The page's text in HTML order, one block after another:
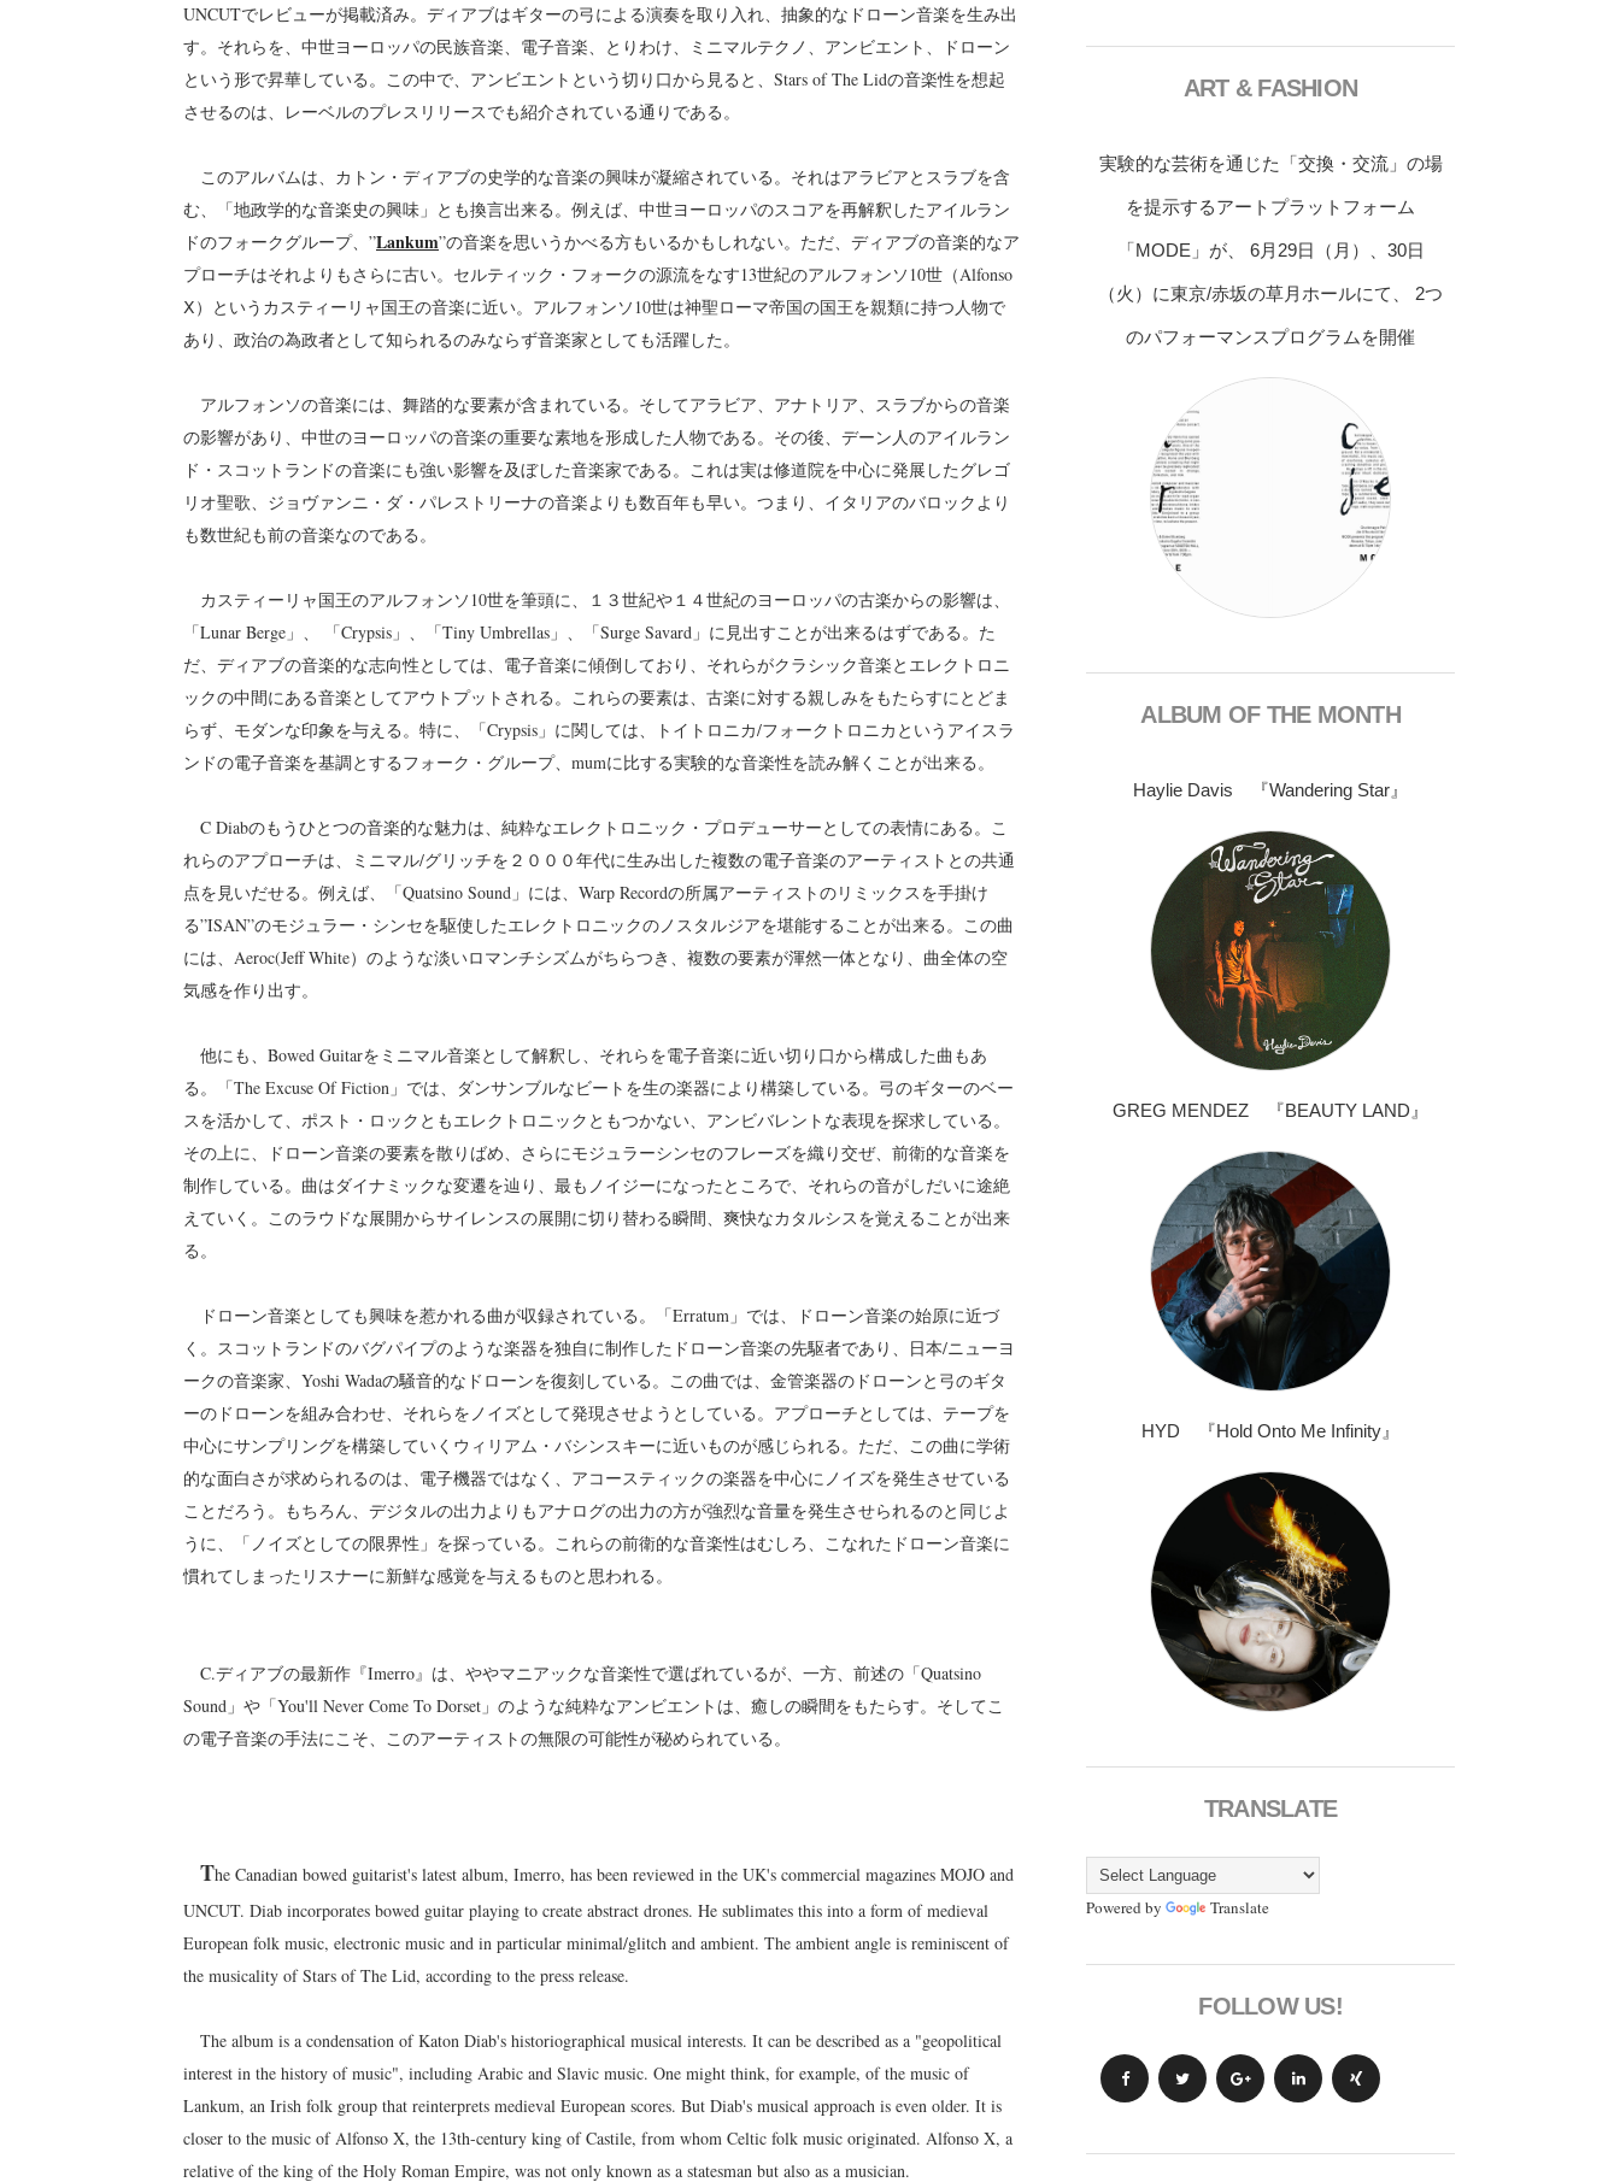
UNCUTでレビューが掲載済み。ディアブはギターの弓による演奏を取り入れ、抽象的なドローン音楽を生み出
す。それらを、中世ヨーロッパの民族音楽、電子音楽、とりわけ、ミニマルテクノ、アンビエント、ドローン
という形で昇華している。この中で、アンビエントという切り口から見ると、Stars of The Lidの音楽性を想起
させるのは、レーベルのプレスリリースでも紹介されている通りである。
このアルバムは、カトン・ディアブの史学的な音楽の興味が凝縮されている。それはアラビアとスラブを含
む、「地政学的な音楽史の興味」とも換言出来る。例えば、中世ヨーロッパのスコアを再解釈したアイルラン
ドのフォークグループ、”Lankum”の音楽を思いうかべる方もいるかもしれない。ただ、ディアブの音楽的なア
プローチはそれよりもさらに古い。セルティック・フォークの源流をなす13世紀のアルフォンソ10世（Alfonso
Ⅹ）というカスティーリャ国王の音楽に近い。アルフォンソ10世は神聖ローマ帝国の国王を親類に持つ人物で
あり、政治の為政者として知られるのみならず音楽家としても活躍した。
アルフォンソの音楽には、舞踏的な要素が含まれている。そしてアラビア、アナトリア、スラブからの音楽
の影響があり、中世のヨーロッパの音楽の重要な素地を形成した人物である。その後、デーン人のアイルラン
ド・スコットランドの音楽にも強い影響を及ぼした音楽家である。これは実は修道院を中心に発展したグレゴ
リオ聖歌、ジョヴァンニ・ダ・パレストリーナの音楽よりも数百年も早い。つまり、イタリアのバロックより
も数世紀も前の音楽なのである。
カスティーリャ国王のアルフォンソ10世を筆頭に、１３世紀や１４世紀のヨーロッパの古楽からの影響は、
「Lunar Berge」、 「Crypsis」、「Tiny Umbrellas」、「Surge Savard」に見出すことが出来るはずである。た
だ、ディアブの音楽的な志向性としては、電子音楽に傾倒しており、それらがクラシック音楽とエレクトロニ
ックの中間にある音楽としてアウトプットされる。これらの要素は、古楽に対する親しみをもたらすにとどま
らず、モダンな印象を与える。特に、「Crypsis」に関しては、トイトロニカ/フォークトロニカというアイスラ
ンドの電子音楽を基調とするフォーク・グループ、mumに比する実験的な音楽性を読み解くことが出来る。
C Diabのもうひとつの音楽的な魅力は、純粋なエレクトロニック・プロデューサーとしての表情にある。こ
れらのアプローチは、ミニマル/グリッチを２０００年代に生み出した複数の電子音楽のアーティストとの共通
点を見いだせる。例えば、「Quatsino Sound」には、Warp Recordの所属アーティストのリミックスを手掛け
る”ISAN”のモジュラー・シンセを駆使したエレクトロニックのノスタルジアを堪能することが出来る。この曲
には、Aeroc(Jeff White）のような淡いロマンチシズムがちらつき、複数の要素が渾然一体となり、曲全体の空
気感を作り出す。
他にも、Bowed Guitarをミニマル音楽として解釈し、それらを電子音楽に近い切り口から構成した曲もあ
る。「The Excuse Of Fiction」では、ダンサンブルなビートを生の楽器により構築している。弓のギターのベー
スを活かして、ポスト・ロックともエレクトロニックともつかない、アンビバレントな表現を探求している。
その上に、ドローン音楽の要素を散りばめ、さらにモジュラーシンセのフレーズを織り交ぜ、前衛的な音楽を
制作している。曲はダイナミックな変遷を辿り、最もノイジーになったところで、それらの音がしだいに途絶
えていく。このラウドな展開からサイレンスの展開に切り替わる瞬間、爽快なカタルシスを覚えることが出来
る。
ドローン音楽としても興味を惹かれる曲が収録されている。「Erratum」では、ドローン音楽の始原に近づ
く。スコットランドのバグパイプのような楽器を独自に制作したドローン音楽の先駆者であり、日本/ニューヨ
ークの音楽家、Yoshi Wadaの騒音的なドローンを復刻している。この曲では、金管楽器のドローンと弓のギタ
ーのドローンを組み合わせ、それらをノイズとして発現させようとしている。アプローチとしては、テープを
中心にサンプリングを構築していくウィリアム・バシンスキーに近いものが感じられる。ただ、この曲に学術
的な面白さが求められるのは、電子機器ではなく、アコースティックの楽器を中心にノイズを発生させている
ことだろう。もちろん、デジタルの出力よりもアナログの出力の方が強烈な音量を発生させられるのと同じよ
うに、「ノイズとしての限界性」を探っている。これらの前衛的な音楽性はむしろ、こなれたドローン音楽に
慣れてしまったリスナーに新鮮な感覚を与えるものと思われる。
C.ディアブの最新作『Imerro』は、ややマニアックな音楽性で選ばれているが、一方、前述の「Quatsino
Sound」や「You'll Never Come To Dorset」のような純粋なアンビエントは、癒しの瞬間をもたらす。そしてこ
の電子音楽の手法にこそ、このアーティストの無限の可能性が秘められている。
The Canadian bowed guitarist's latest album, Imerro, has been reviewed in the UK's commercial magazines MOJO and
UNCUT. Diab incorporates bowed guitar playing to create abstract drones. He sublimates this into a form of medieval
European folk music, electronic music and in particular minimal/glitch and ambient. The ambient angle is reminiscent of
the musicality of Stars of The Lid, according to the press release.
The album is a condensation of Katon Diab's historiographical musical interests. It can be described as a "geopolitical
interest in the history of music", including Arabic and Slavic music. One might think, for example, of the music of
Lankum, an Irish folk group that reinterprets medieval European scores. But Diab's musical approach is even older. It is
closer to the music of Alfonso X, the 13th-century king of Castile, from whom Celtic folk music originated. Alfonso X, a
relative of the king of the Holy Roman Empire, was not only known as a statesman but also as a musician.
ART & FASHION
実験的な芸術を通じた「交換・交流」の場
を提示するアートプラットフォーム
「MODE」が、 6月29日（月）、30日
（火）に東京/赤坂の草月ホールにて、 2つ
のパフォーマンスプログラムを開催
ALBUM OF THE MONTH
Haylie Davis 『Wandering Star』
GREG MENDEZ 『BEAUTY LAND』
HYD 『Hold Onto Me Infinity』
TRANSLATE
Powered by Translate
FOLLOW US!